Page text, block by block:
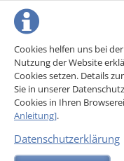
Cookies helfen uns bei
Nutzung der Website
Cookies setzen. Details
Sie in unserer
Cookies in Ihren
Anleitung].
Datenschutzerklärung